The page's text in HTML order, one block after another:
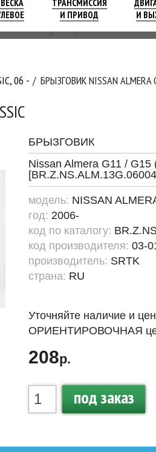
ТРАНСМИССИЯ
И ПРИВОД
И
06 - БРЫЗГОВИК NISSAN ALMERA
БРЫЗГОВИК
Nissan Almera G11 / G15
модель: NISSAN
год: 2006-
код по каталогу:
код производителя: 03-
производитель: SRTK
страна: RU
Уточняйте наличие и
ОРИЕНТИРОВОЧНАЯ
208р.
под заказ